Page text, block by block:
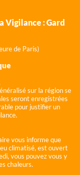
Vigilance : Gard
de Paris)
sur la région se
seront enregistrées
pour justifier un
vous informe que
climatisé, est ouvert
vous pouvez vous y
chaleurs.